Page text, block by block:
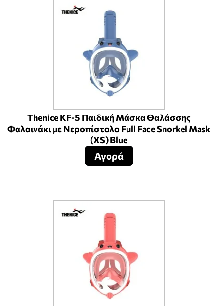
Thenice KF-5 Παιδική Μάσκα Θαλάσσης
Φαλαινάκι με Νεροπίστολο Full Face Snorkel Mask
(XS) Blue
Αγορά